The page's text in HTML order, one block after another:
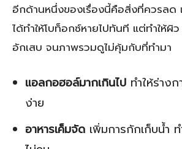
อีกด้านหนึ่งของเรื่องนี้คือสิ่งที่ควรลด
ได้ทำให้โบท็อกซ์หายไปทันที แต่ทำให้ผิ
อักเสบ จนภาพรวมดูไม่คุ้มกับที่ทำมา
แอลกอฮอล์มากเกินไป ทำให้ร่าง
ง่าย
อาหารเค็มจัด เพิ่มการกักเก็บน้ำ